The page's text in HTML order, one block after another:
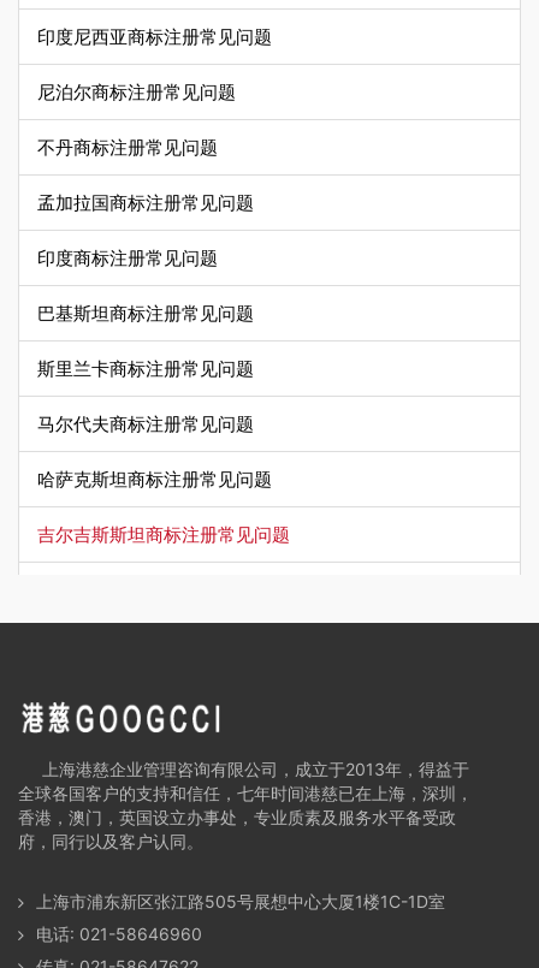
印度尼西亚商标注册常见问题
尼泊尔商标注册常见问题
不丹商标注册常见问题
孟加拉国商标注册常见问题
印度商标注册常见问题
巴基斯坦商标注册常见问题
斯里兰卡商标注册常见问题
马尔代夫商标注册常见问题
哈萨克斯坦商标注册常见问题
吉尔吉斯斯坦商标注册常见问题
土库曼斯坦商标注册常见问题
阿富汗商标注册常见问题
伊拉克商标注册常见问题
叙利亚商标注册常见问题
上海港慈企业管理咨询有限公司，成立于2013年，得益于
全球各国客户的支持和信任，七年时间港慈已在上海，深圳，
香港，澳门，英国设立办事处，专业质素及服务水平备受政
府，同行以及客户认同。
上海市浦东新区张江路505号展想中心大厦1楼1C-1D室
电话: 021-58646960